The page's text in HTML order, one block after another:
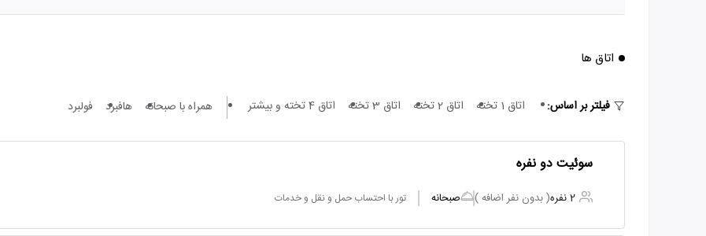
اتاق ها
فیلتر بر اساس: اتاق 1 تخته اتاق 2 تخته اتاق 3 تخته اتاق 4 تخته و بیشتر همراه با صبحانه هافبرد فولبرد
سوئیت دو نفره
2 نفره ( بدون نفر اضافه ) صبحانه تور با احتساب حمل و نقل و خدمات